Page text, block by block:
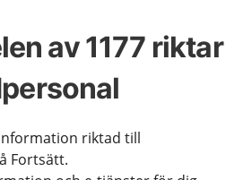
av 1177 riktar
riktad till
Fortsätt.